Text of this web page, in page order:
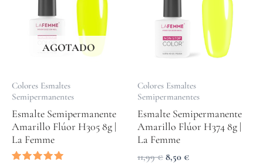
AGOTADO
Colores Esmaltes
Semipermanentes
Esmalte Semipermanente
Amarillo Flúor H305 8g |
La Femme
Colores Esmaltes
Semipermanentes
Esmalte Semipermanente
Amarillo Flúor H374 8g |
La Femme
11,99€
11,99 €.
8,50 €
8,50 €.